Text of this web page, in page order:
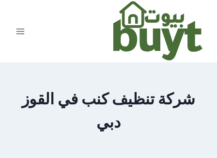
المحتوى
شركة تنظيف كنب في القوز
دبي